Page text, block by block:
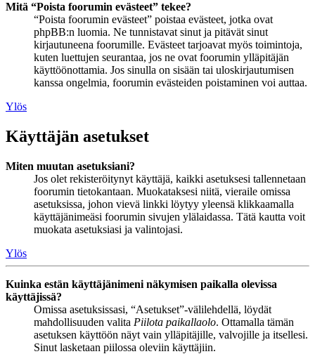
Mitä “Poista foorumin evästeet” tekee?
“Poista foorumin evästeet” poistaa evästeet, jotka ovat
phpBB:n luomia. Ne tunnistavat sinut ja pitävät sinut
kirjautuneena foorumille. Evästeet tarjoavat myös toimintoja,
kuten luettujen seurantaa, jos ne ovat foorumin ylläpitäjän
käyttöönottamia. Jos sinulla on sisään tai uloskirjautumisen
kanssa ongelmia, foorumin evästeiden poistaminen voi auttaa.
Ylös
Käyttäjän asetukset
Miten muutan asetuksiani?
Jos olet rekisteröitynyt käyttäjä, kaikki asetuksesi tallennetaan
foorumin tietokantaan. Muokataksesi niitä, vieraile omissa
asetuksissa, johon vievä linkki löytyy yleensä klikkaamalla
käyttäjänimeäsi foorumin sivujen ylälaidassa. Tätä kautta voit
muokata asetuksiasi ja valintojasi.
Ylös
Kuinka estän käyttäjänimeni näkymisen paikalla olevissa
käyttäjissä?
Omissa asetuksissasi, “Asetukset”-välilehdellä, löydät
mahdollisuuden valita Piilota paikallaolo. Ottamalla tämän
asetuksen käyttöön näyt vain ylläpitäjille, valvojille ja itsellesi.
Sinut lasketaan piilossa oleviin käyttäjiin.